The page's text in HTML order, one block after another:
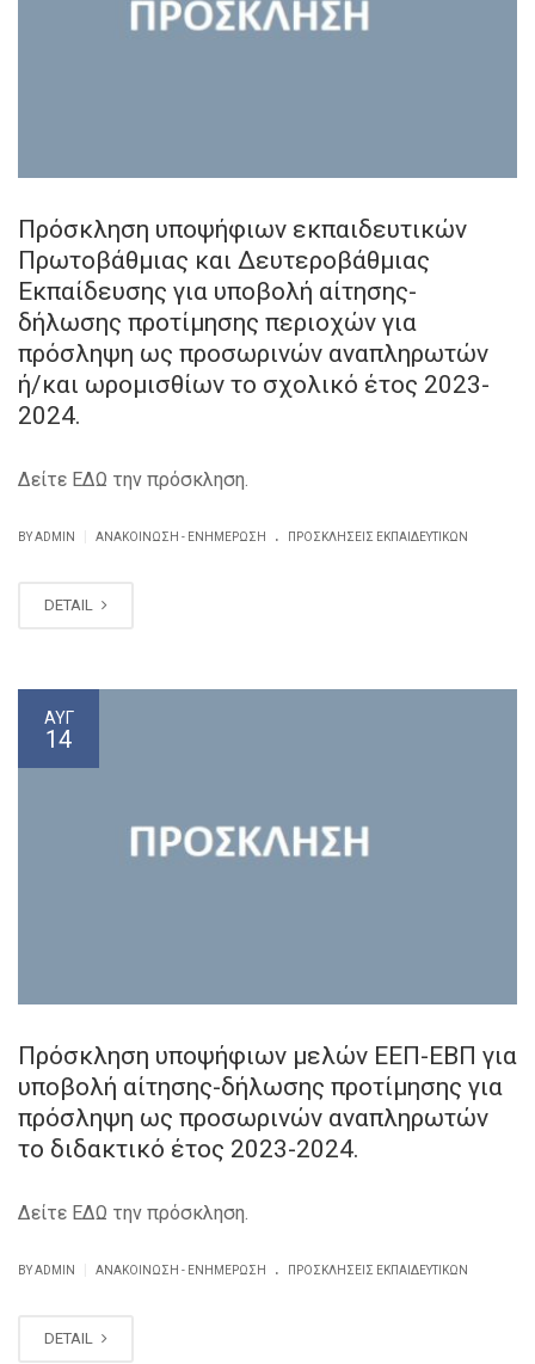
Πρόσκληση υποψήφιων εκπαιδευτικών
Πρωτοβάθμιας και Δευτεροβάθμιας
Εκπαίδευσης για υποβολή αίτησης-
δήλωσης προτίμησης περιοχών για
πρόσληψη ως προσωρινών αναπληρωτών
ή/και ωρομισθίων το σχολικό έτος 2023-
2024.
Δείτε ΕΔΩ την πρόσκληση.
BY ADMIN ΑΝΑΚΟΊΝΩΣΗ - ΕΝΗΜΈΡΩΣΗ . ΠΡΟΣΚΛΗΣΕΙΣ ΕΚΠΑΙΔΕΥΤΙΚΏΝ
DETAIL
ΑΥΓ
14
Πρόσκληση υποψήφιων μελών ΕΕΠ-ΕΒΠ για
υποβολή αίτησης-δήλωσης προτίμησης για
πρόσληψη ως προσωρινών αναπληρωτών
το διδακτικό έτος 2023-2024.
Δείτε ΕΔΩ την πρόσκληση.
BY ADMIN ΑΝΑΚΟΊΝΩΣΗ - ΕΝΗΜΈΡΩΣΗ . ΠΡΟΣΚΛΗΣΕΙΣ ΕΚΠΑΙΔΕΥΤΙΚΏΝ
DETAIL